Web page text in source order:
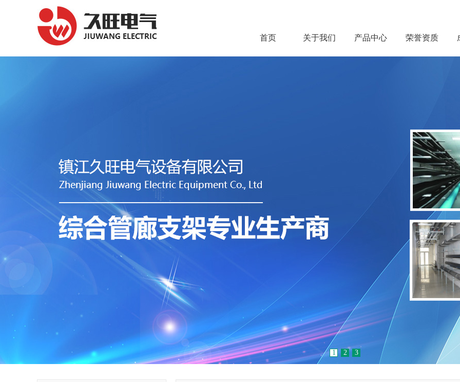
首页 关于我们 产品中心 荣誉资质
1 2 3